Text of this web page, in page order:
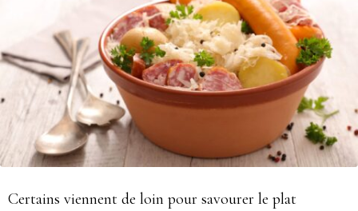
Certains viennent de loin pour savourer le plat